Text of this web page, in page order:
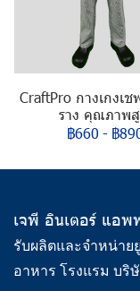
CraftPro กางเกงเ
ราง คุณภาพ
฿660 - ฿
เจพี อินเตอร์ แอพ
รับผลิตและจำหน่า
อาหาร โรงแรม บริ